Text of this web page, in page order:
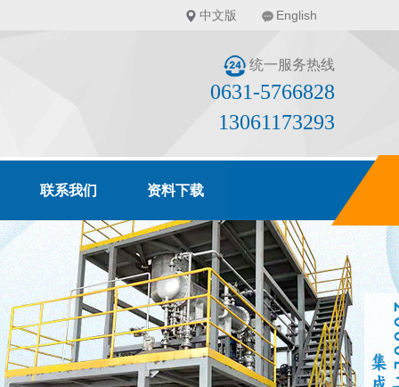
中文版 English
统一服务热线
0631-5766828
13061173293
联系我们 资料下载